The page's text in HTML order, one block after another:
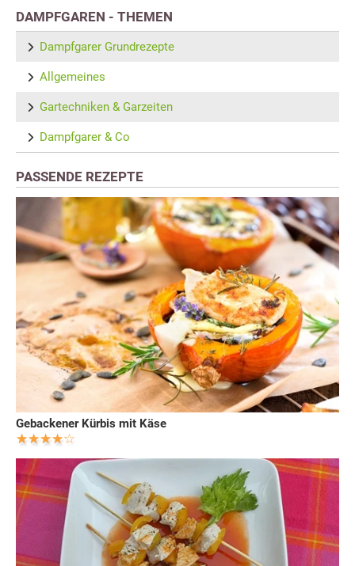
DAMPFGAREN - THEMEN
Dampfgarer Grundrezepte
Allgemeines
Gartechniken & Garzeiten
Dampfgarer & Co
PASSENDE REZEPTE
Gebackener Kürbis mit Käse